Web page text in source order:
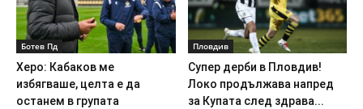
Ботев Пд
Херо: Кабаков ме
избягваше, целта е да
останем в групата
Пловдив
Супер дерби в Пловдив!
Локо продължава напред
за Купата след здрава...